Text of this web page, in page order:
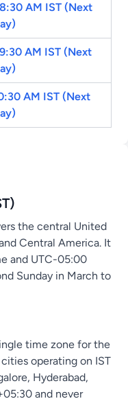
AM IST (Next
AM IST (Next
AM IST (Next
the central United
Central America. It
and UTC-05:00
Sunday in March to
time zone for the
operating on IST
Hyderabad,
and never